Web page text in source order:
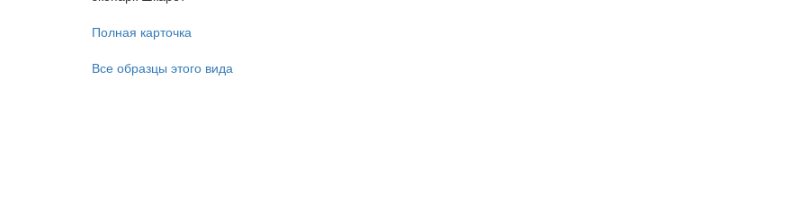
Полная карточка
Все образцы этого вида